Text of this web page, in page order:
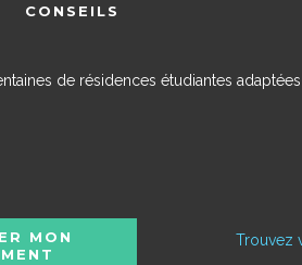
CONSEILS
de résidences étudiantes
Trouvez
MON